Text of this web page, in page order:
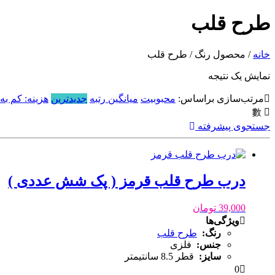
طرح قلب
خانه / محصول رنگ / طرح قلب
نمایش یک نتیجه
مرتب‌سازی براساس: محبوبیت میانگین رتبه جدیدترین هزینه: کم به
جستجوی پیشرفته
درب طرح قلب قرمز ( پک شش عددی )
39,000 تومان
ویژگی‌ها
رنگ: طرح قلب
جنس: فلزی
سایز: قطر 8.5 سانتیمتر
0